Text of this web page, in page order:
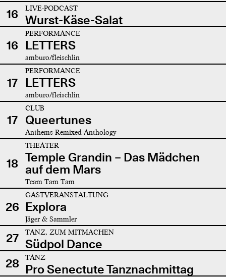
16 LIVE-PODCAST
Wurst-Käse-Salat
16
PERFORMANCE
LETTERS
amburo/fleischlin
17
PERFORMANCE
LETTERS
amburo/fleischlin
17
CLUB
Queertunes
Anthems Remixed Anthology
18
THEATER
Temple Grandin – Das Mädchen
auf dem Mars
Team Tam Tam
26
GASTVERANSTALTUNG
Explora
Jäger & Sammler
27 TANZ, ZUM MITMACHEN
Südpol Dance
28
TANZ
Pro Senectute Tanznachmittag